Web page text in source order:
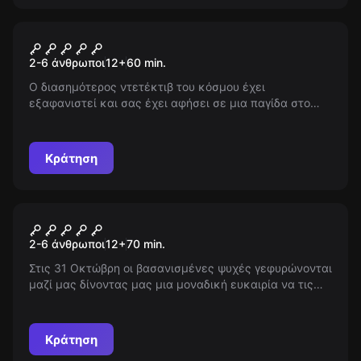
Baker Street
2-6 άνθρωποι12+60 min.
Ο διασημότερος ντετέκτιβ του κόσμου έχει
εξαφανιστεί και σας έχει αφήσει σε μια παγίδα στο
Κράτηση
October 31
2-6 άνθρωποι12+70 min.
Στις 31 Οκτώβρη οι βασανισμένες ψυχές γεφυρώνονται
μαζί μας δίνοντας μας μια μοναδική ευκαιρία να τις
από τους σπουδαιότερους αξιωματικούς της
σοβιετικής ένωσης; Σας αρκεί ο χρόνος που θα σας
Κράτηση